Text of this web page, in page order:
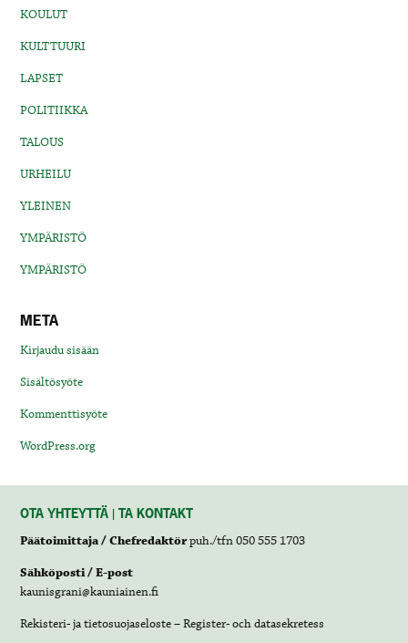
KOULUT
KULTTUURI
LAPSET
POLITIIKKA
TALOUS
URHEILU
YLEINEN
YMPÄRISTÖ
YMPÄRISTÖ
META
Kirjaudu sisään
Sisältösyöte
Kommenttisyöte
WordPress.org
OTA YHTEYTTÄ | TA KONTAKT
Päätoimittaja / Chefredaktörpuh./tfn 050 555 1703
Sähköposti / E-post
kaunisgrani@kauniainen.fi
Rekisteri- ja tietosuojaseloste – Register- och datasekretess